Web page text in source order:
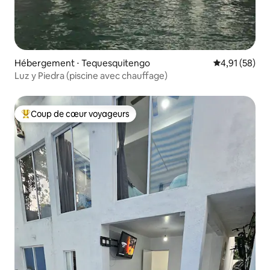
Hébergement ⋅ Tequesquitengo Évaluation
4,91 (58)
Luz y Piedra (piscine avec chauffage)
Coups de cœur voyageurs les plus appréciés
Coup de cœur voyageurs